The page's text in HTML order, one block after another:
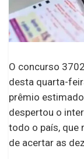
O concurso
desta quarta-
prêmio
despertou o
todo o país, que
de acertar as